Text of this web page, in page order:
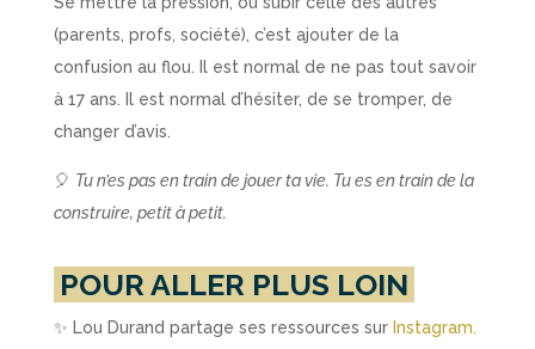
(parents, profs, société), c’est ajouter de la
confusion au flou. Il est normal de ne pas tout savoir
à 17 ans. Il est normal d’hésiter, de se tromper, de
changer d’avis.
🎈 Tu n’es pas en train de jouer ta vie. Tu es en train de la
construire, petit à petit.
POUR ALLER PLUS LOIN
✨ Lou Durand partage ses ressources sur Instagram.